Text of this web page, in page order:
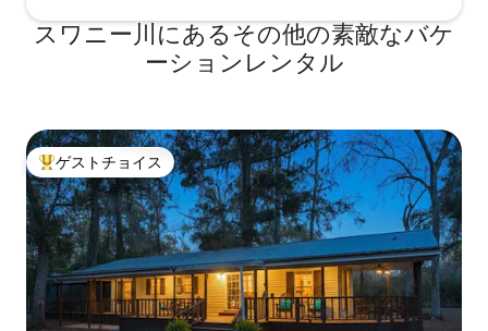
スワニー川にあるその他の素敵なバケ
ーションレンタル
大好評のゲストチョイスです。
ゲストチョイス